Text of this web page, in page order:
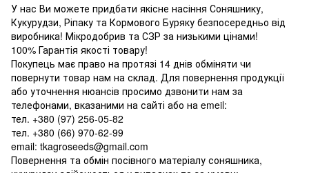
У нас Ви можете придбати якісне насіння Соняшнику,
Кукурудзи, Ріпаку та Кормового Буряку безпосередньо від
виробника! Мікродобрив та СЗР за низькими цінами!
100% Гарантія якості товару!
Покупець має право на протязі 14 днів обміняти чи
повернути товар нам на склад. Для повернення продукції
або уточнення нюансів просимо дзвонити нам за
телефонами, вказаними на сайті або на emeil:
тел. +380 (97) 256-05-82
тел. +380 (66) 970-62-99
email: tkagroseeds@gmail.com
Повернення та обмін посівного матеріалу соняшника,